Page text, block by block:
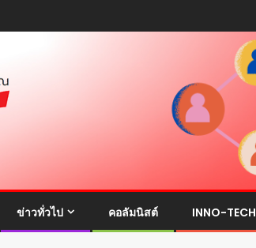
ข่าวทั่วไป คอลัมนิสต์ INNO-TECH